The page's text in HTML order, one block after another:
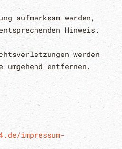
aufmerksam werden,
Hinweis.
werden
entfernen.
impressum-